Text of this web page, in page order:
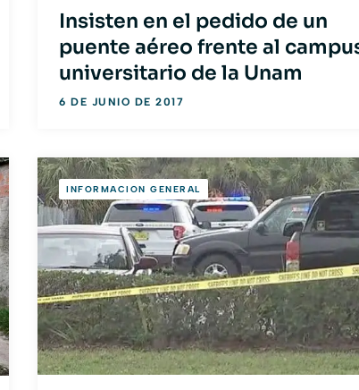
Insisten en el pedido de un
puente aéreo frente al
universitario de la Unam
6 DE JUNIO DE 2017
INFORMACION GENERAL